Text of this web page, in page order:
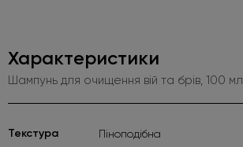
Характеристики
Шампунь для очищення вій та брів, 100 мл
Текстура Піноподібна